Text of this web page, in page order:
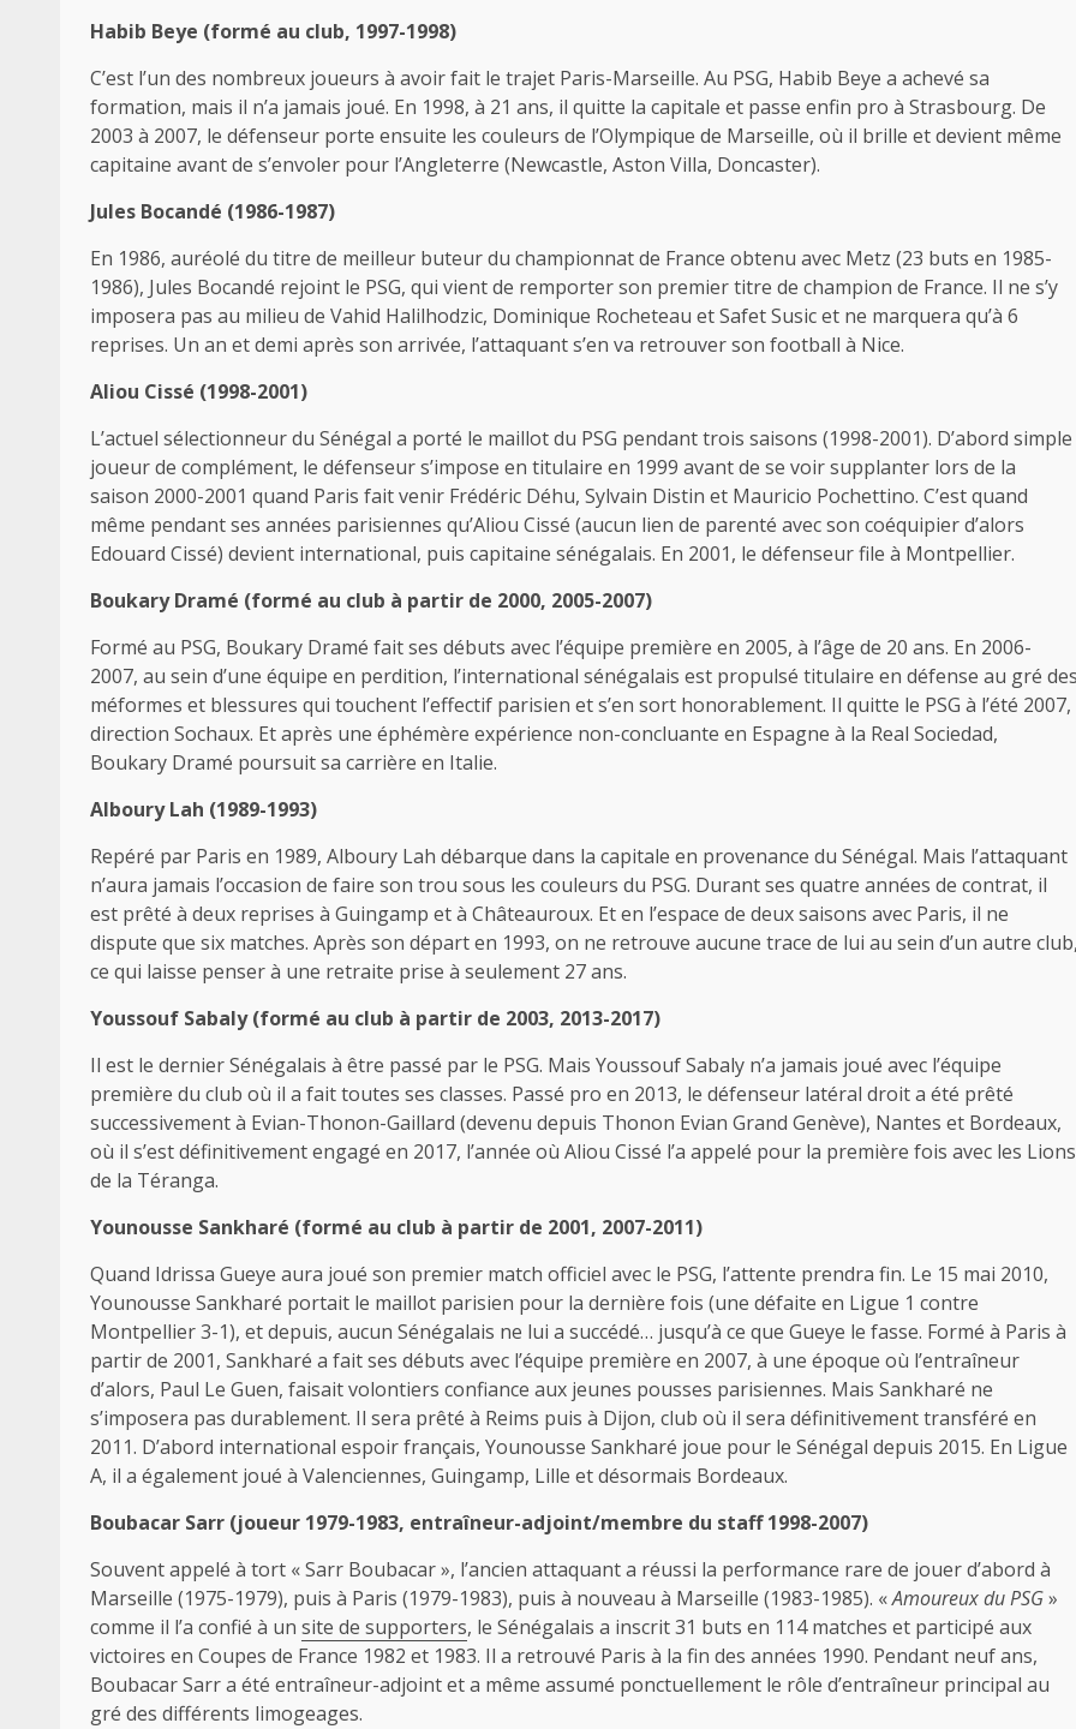
Habib Beye (formé au club, 1997-1998)
C’est l’un des nombreux joueurs à avoir fait le trajet Paris-Marseille. Au PSG, Habib Beye a achevé sa
formation, mais il n’a jamais joué. En 1998, à 21 ans, il quitte la capitale et passe enfin pro à Strasbourg. De
2003 à 2007, le défenseur porte ensuite les couleurs de l’Olympique de Marseille, où il brille et devient même
capitaine avant de s’envoler pour l’Angleterre (Newcastle, Aston Villa, Doncaster).
Jules Bocandé (1986-1987)
En 1986, auréolé du titre de meilleur buteur du championnat de France obtenu avec Metz (23 buts en 1985-
1986), Jules Bocandé rejoint le PSG, qui vient de remporter son premier titre de champion de France. Il ne s’y
imposera pas au milieu de Vahid Halilhodzic, Dominique Rocheteau et Safet Susic et ne marquera qu’à 6
reprises. Un an et demi après son arrivée, l’attaquant s’en va retrouver son football à Nice.
Aliou Cissé (1998-2001)
L’actuel sélectionneur du Sénégal a porté le maillot du PSG pendant trois saisons (1998-2001). D’abord simple
joueur de complément, le défenseur s’impose en titulaire en 1999 avant de se voir supplanter lors de la
saison 2000-2001 quand Paris fait venir Frédéric Déhu, Sylvain Distin et Mauricio Pochettino. C’est quand
même pendant ses années parisiennes qu’Aliou Cissé (aucun lien de parenté avec son coéquipier d’alors
Edouard Cissé) devient international, puis capitaine sénégalais. En 2001, le défenseur file à Montpellier.
Boukary Dramé (formé au club à partir de 2000, 2005-2007)
Formé au PSG, Boukary Dramé fait ses débuts avec l’équipe première en 2005, à l’âge de 20 ans. En 2006-
2007, au sein d’une équipe en perdition, l’international sénégalais est propulsé titulaire en défense au gré
méformes et blessures qui touchent l’effectif parisien et s’en sort honorablement. Il quitte le PSG à l’été 2007,
direction Sochaux. Et après une éphémère expérience non-concluante en Espagne à la Real Sociedad,
Boukary Dramé poursuit sa carrière en Italie.
Alboury Lah (1989-1993)
Repéré par Paris en 1989, Alboury Lah débarque dans la capitale en provenance du Sénégal. Mais l’attaquant
n’aura jamais l’occasion de faire son trou sous les couleurs du PSG. Durant ses quatre années de contrat, il
est prêté à deux reprises à Guingamp et à Châteauroux. Et en l’espace de deux saisons avec Paris, il ne
dispute que six matches. Après son départ en 1993, on ne retrouve aucune trace de lui au sein d’un autre
ce qui laisse penser à une retraite prise à seulement 27 ans.
Youssouf Sabaly (formé au club à partir de 2003, 2013-2017)
Il est le dernier Sénégalais à être passé par le PSG. Mais Youssouf Sabaly n’a jamais joué avec l’équipe
première du club où il a fait toutes ses classes. Passé pro en 2013, le défenseur latéral droit a été prêté
successivement à Evian-Thonon-Gaillard (devenu depuis Thonon Evian Grand Genève), Nantes et Bordeaux,
où il s’est définitivement engagé en 2017, l’année où Aliou Cissé l’a appelé pour la première fois avec les Lions
de la Téranga.
Younousse Sankharé (formé au club à partir de 2001, 2007-2011)
Quand Idrissa Gueye aura joué son premier match officiel avec le PSG, l’attente prendra fin. Le 15 mai 2010,
Younousse Sankharé portait le maillot parisien pour la dernière fois (une défaite en Ligue 1 contre
Montpellier 3-1), et depuis, aucun Sénégalais ne lui a succédé… jusqu’à ce que Gueye le fasse. Formé à Paris à
partir de 2001, Sankharé a fait ses débuts avec l’équipe première en 2007, à une époque où l’entraîneur
d’alors, Paul Le Guen, faisait volontiers confiance aux jeunes pousses parisiennes. Mais Sankharé ne
s’imposera pas durablement. Il sera prêté à Reims puis à Dijon, club où il sera définitivement transféré en
2011. D’abord international espoir français, Younousse Sankharé joue pour le Sénégal depuis 2015. En Ligue
A, il a également joué à Valenciennes, Guingamp, Lille et désormais Bordeaux.
Boubacar Sarr (joueur 1979-1983, entraîneur-adjoint/membre du staff 1998-2007)
Souvent appelé à tort « Sarr Boubacar », l’ancien attaquant a réussi la performance rare de jouer d’abord à
Marseille (1975-1979), puis à Paris (1979-1983), puis à nouveau à Marseille (1983-1985). «Amoureux du PSG»
comme il l’a confié à un site de supporters, le Sénégalais a inscrit 31 buts en 114 matches et participé aux
victoires en Coupes de France 1982 et 1983. Il a retrouvé Paris à la fin des années 1990. Pendant neuf ans,
Boubacar Sarr a été entraîneur-adjoint et a même assumé ponctuellement le rôle d’entraîneur principal au
gré des différents limogeages.